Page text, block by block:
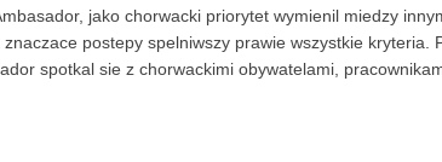
jako chorwacki priorytet wymienil miedzy
postepy spelniwszy prawie wszystkie kryteria.
spotkal sie z chorwackimi obywatelami,